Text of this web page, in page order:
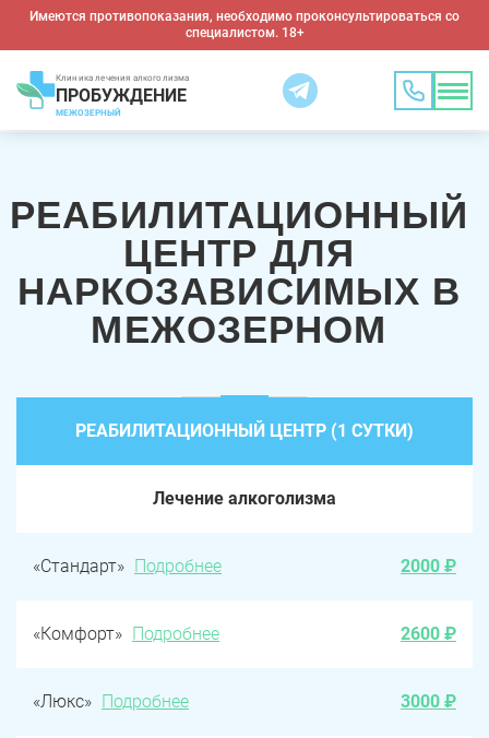
Имеются противопоказания, необходимо проконсультироваться со
специалистом. 18+
Клиника лечения алкоголизма
ПРОБУЖДЕНИЕ
МЕЖОЗЕРНЫЙ
РЕАБИЛИТАЦИОННЫЙ
ЦЕНТР ДЛЯ
НАРКОЗАВИСИМЫХ В
МЕЖОЗЕРНОМ
РЕАБИЛИТАЦИОННЫЙ ЦЕНТР (1 СУТКИ)
Лечение алкоголизма
«Стандарт» Подробнее 2000 ₽
«Комфорт» Подробнее 2600 ₽
«Люкс» Подробнее 3000 ₽